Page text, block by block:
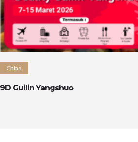
China
9D Guilin Yangshuo